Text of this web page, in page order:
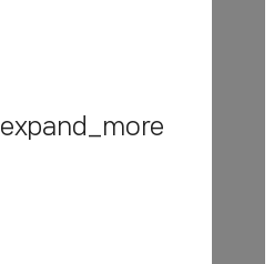
expand_more